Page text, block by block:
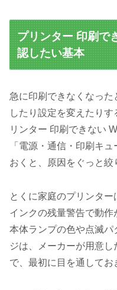
プリンター 印刷で
認したい基本
急に印刷できなくなっ
したり設定を変えたり
リンター 印刷できない
「電源・通信・印刷キ
おくと、原因をぐっと絞
とくに家庭のプリンタ
インクの残量警告で動作
本体ランプの色や点滅
ジは、メーカーが用意
で、最初に目を通してお